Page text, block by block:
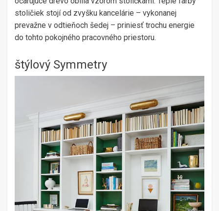
stoličiek stojí od zvyšku kancelárie – vykonanej
prevažne v odtieňoch šedej – priniesť trochu energie
do tohto pokojného pracovného priestoru.
štýlový Symmetry